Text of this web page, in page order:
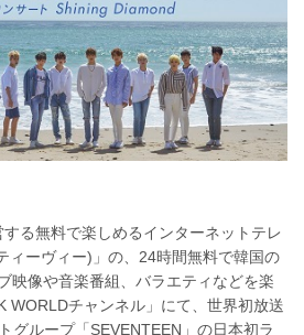
る無料で楽しめるインターネットテレ
ィーヴィー)」の、24時間無料で韓国の
映像や音楽番組、バラエティなどを楽
WORLDチャンネル」にて、世界初放送
グループ「SEVENTEEN」の日本初ラ